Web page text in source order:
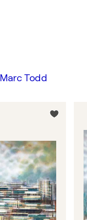
Marc Todd